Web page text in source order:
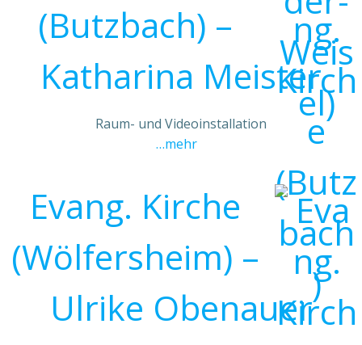
(Butzbach) –
Katharina Meister
Raum- und Videoinstallation
…mehr
Evang. Kirche
(Wölfersheim) –
Ulrike Obenauer